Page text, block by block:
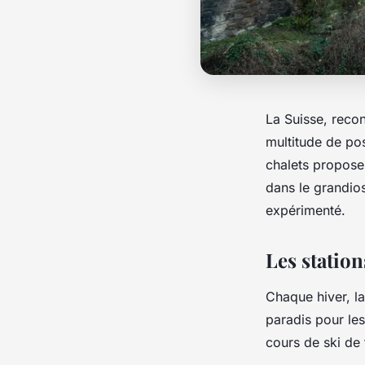
La Suisse,
multitude de
chalets
dans le
expérimenté.
Les
Chaque hiver,
paradis pour
cours de ski